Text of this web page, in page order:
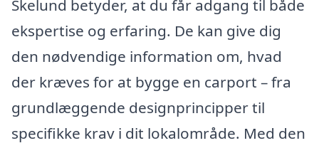
Skelund betyder, at du får adgang til både
ekspertise og erfaring. De kan give dig
den nødvendige information om, hvad
der kræves for at bygge en carport – fra
grundlæggende designprincipper til
specifikke krav i dit lokalområde. Med den